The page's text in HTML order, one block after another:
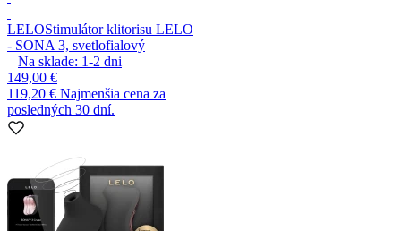
LELOStimulátor klitorisu LELO
- SONA 3, svetlofialový
Na sklade: 1-2 dni
149,00 €
119,20 € Najmenšia cena za
posledných 30 dní.